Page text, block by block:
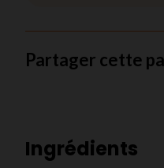
Partager cette
Ingrédients